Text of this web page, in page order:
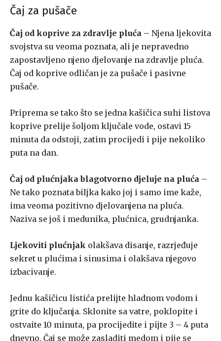
Čaj za pušače
Čaj od koprive za zdravlje pluća – Njena ljekovita
svojstva su veoma poznata, ali je nepravedno
zapostavljeno njeno djelovanje na zdravlje pluća.
Čaj od koprive odličan je za pušače i pasivne
pušače.
Priprema se tako što se jedna kašičica suhi listova
koprive prelije šoljom ključale vode, ostavi 15
minuta da odstoji, zatim procijedi i pije nekoliko
puta na dan.
Čaj od plućnjaka blagotvorno djeluje na pluća –
Ne tako poznata biljka kako joj i samo ime kaže,
ima veoma pozitivno djelovanjena na pluća.
Naziva se još i medunika, plućnica, grudnjanka.
Ljekoviti plućnjak olakšava disanje, razrjeđuje
sekret u plućima i sinusima i olakšava njegovo
izbacivanje.
Jednu kašičicu listića prelijte hladnom vodom i
grite do ključanja. Sklonite sa vatre, poklopite i
ostvaite 10 minuta, pa procijedite i pijte 3 – 4 puta
dnevno. Čaj se može zasladiti medom i pije se